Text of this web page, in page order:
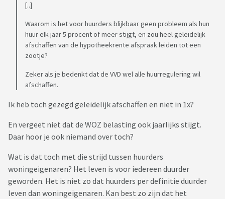
[..]
Waarom is het voor huurders blijkbaar geen probleem als hun
huur elk jaar 5 procent of meer stijgt, en zou heel geleidelijk
afschaffen van de hypotheekrente afspraak leiden tot een
zootje?
Zeker als je bedenkt dat de VVD wel alle huurregulering wil
afschaffen.
Ik heb toch gezegd geleidelijk afschaffen en niet in 1x?
En vergeet niet dat de WOZ belasting ook jaarlijks stijgt.
Daar hoor je ook niemand over toch?
Wat is dat toch met die strijd tussen huurders
woningeigenaren? Het leven is voor iedereen duurder
geworden. Het is niet zo dat huurders per definitie duurder
leven dan woningeigenaren. Kan best zo zijn dat het